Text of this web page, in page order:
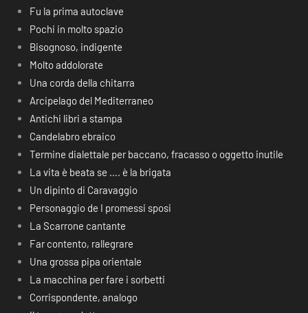
Fu la prima autoclave
Pochi in molto spazio
Bisognoso, indigente
Molto addolorate
Una corda della chitarra
Arcipelago del Mediterraneo
Antichi libri a stampa
Candelabro ebraico
Termine dialettale per baccano, fracasso o oggetto inutile
La vita è beata se …. è la brigata
Un dipinto di Caravaggio
Personaggio de I promessi sposi
La Scarrone cantante
Far contento, rallegrare
Una grossa pipa orientale
La macchina per fare i sorbetti
Corrispondente, analogo